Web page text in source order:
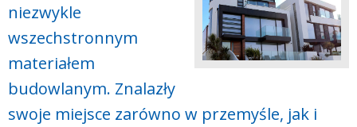
niezwykle
wszechstronnym
materiałem
budowlanym. Znalazły
swoje miejsce zarówno w przemyśle, jak i